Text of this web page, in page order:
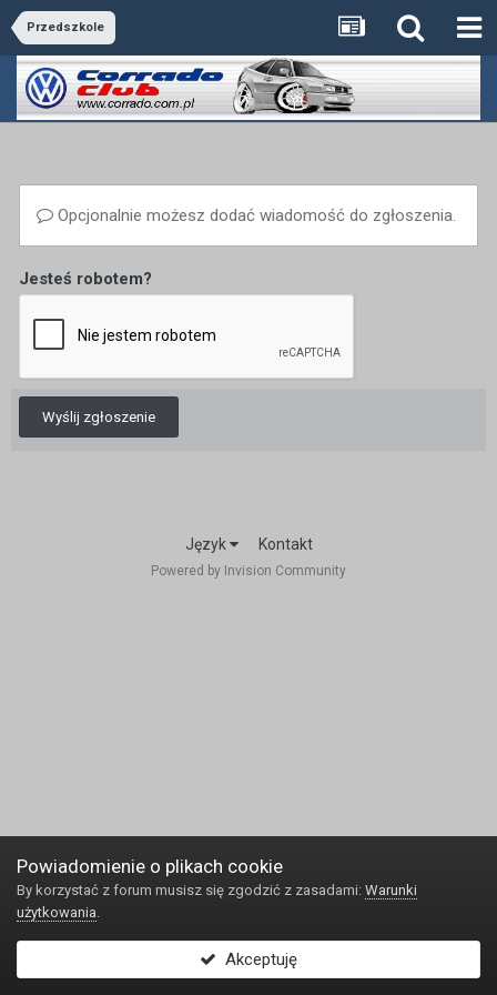
Przedszkole
Opcjonalnie możesz dodać wiadomość do zgłoszenia.
Jesteś robotem?
Wyślij zgłoszenie
Język Kontakt
Powered by Invision Community
Powiadomienie o plikach cookie
By korzystać z forum musisz się zgodzić z zasadami: Warunki
użytkowania.
Akceptuję